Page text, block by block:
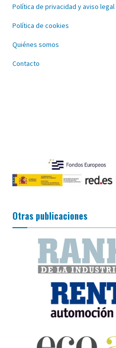
Política de privacidad y aviso legal
Política de cookies
Quiénes somos
Contacto
Otras publicaciones